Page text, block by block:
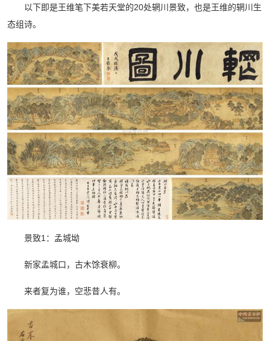
以下即是王维笔下美若天堂的20处辋川景致，也是王维的辋川生
态组诗。
景致1：孟城坳
新家孟城口，古木馀衰柳。
来者复为谁，空悲昔人有。